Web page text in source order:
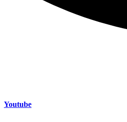
Youtube